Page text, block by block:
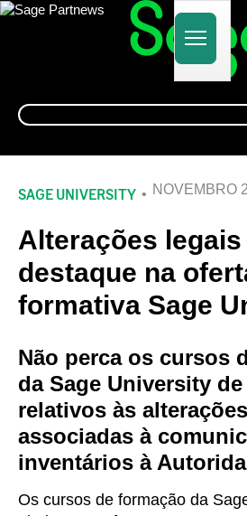
Alternar
SAGE UNIVERSITY NOVEMBRO
Alterações legais
destaque na
formativa Sage
Não perca os cursos
da Sage University
relativos às
associadas à
inventários à
Os cursos de formação da